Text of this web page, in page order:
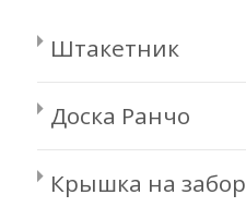
Штакетник
Доска Ранчо
Крышка на забор